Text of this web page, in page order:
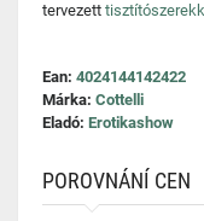
tervezett
Ean: 4024144142422
Márka: Cottelli
Eladó: Erotikashow
POROVNÁNÍ CEN